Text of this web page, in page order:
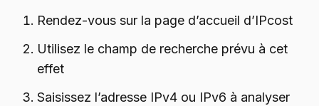
Rendez-vous sur la page d’accueil d’IPcost
Utilisez le champ de recherche prévu à cet
effet
Saisissez l’adresse IPv4 ou IPv6 à analyser